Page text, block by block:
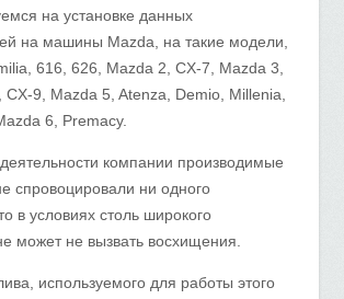
на установке данных
на машины Mazda, на такие модели,
616, 626, Mazda 2, CX-7, Mazda 3,
CX-9, Mazda 5, Atenza, Demio, Millenia,
6, Premacy.
компании производимые
спровоцировали ни одного
в условиях столь широкого
может не вызвать восхищения.
используемого для работы этого